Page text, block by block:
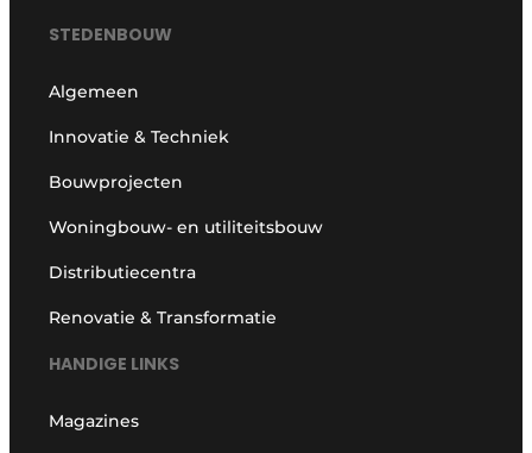
STEDENBOUW
Algemeen
Innovatie & Techniek
Bouwprojecten
Woningbouw- en utiliteitsbouw
Distributiecentra
Renovatie & Transformatie
HANDIGE LINKS
Magazines